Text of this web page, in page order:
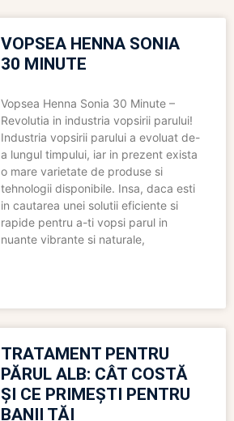
VOPSEA HENNA SONIA
30 MINUTE
Vopsea Henna Sonia 30 Minute –
Revolutia in industria vopsirii parului!
Industria vopsirii parului a evoluat de-
a lungul timpului, iar in prezent exista
o mare varietate de produse si
tehnologii disponibile. Insa, daca esti
in cautarea unei solutii eficiente si
rapide pentru a-ti vopsi parul in
nuante vibrante si naturale,
TRATAMENT PENTRU
PĂRUL ALB: CÂT COSTĂ
ȘI CE PRIMEȘTI PENTRU
BANII TĂI